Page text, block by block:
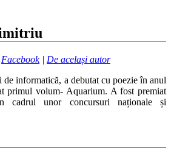
Facebook| De același autor
de informatică, a debutat cu poezie în anul
primul volum- Aquarium. A fost premiat
cadrul unor concursuri naționale și